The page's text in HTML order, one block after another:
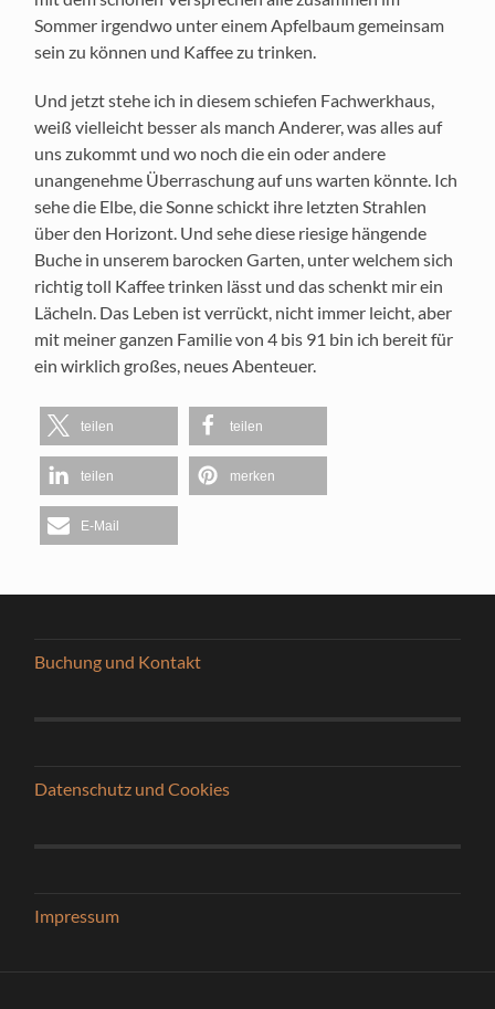
Sommer irgendwo unter einem Apfelbaum gemeinsam
sein zu können und Kaffee zu trinken.
Und jetzt stehe ich in diesem schiefen Fachwerkhaus,
weiß vielleicht besser als manch Anderer, was alles auf
uns zukommt und wo noch die ein oder andere
unangenehme Überraschung auf uns warten könnte. Ich
sehe die Elbe, die Sonne schickt ihre letzten Strahlen
über den Horizont. Und sehe diese riesige hängende
Buche in unserem barocken Garten, unter welchem sich
richtig toll Kaffee trinken lässt und das schenkt mir ein
Lächeln. Das Leben ist verrückt, nicht immer leicht, aber
mit meiner ganzen Familie von 4 bis 91 bin ich bereit für
ein wirklich großes, neues Abenteuer.
teilen teilen
teilen merken
E-Mail
Buchung und Kontakt
Datenschutz und Cookies
Impressum